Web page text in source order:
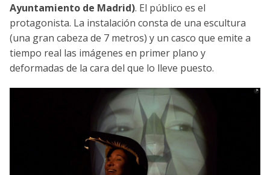
Ayuntamiento de Madrid). El público es el
protagonista. La instalación consta de una escultura
(una gran cabeza de 7 metros) y un casco que emite a
tiempo real las imágenes en primer plano y
deformadas de la cara del que lo lleve puesto.